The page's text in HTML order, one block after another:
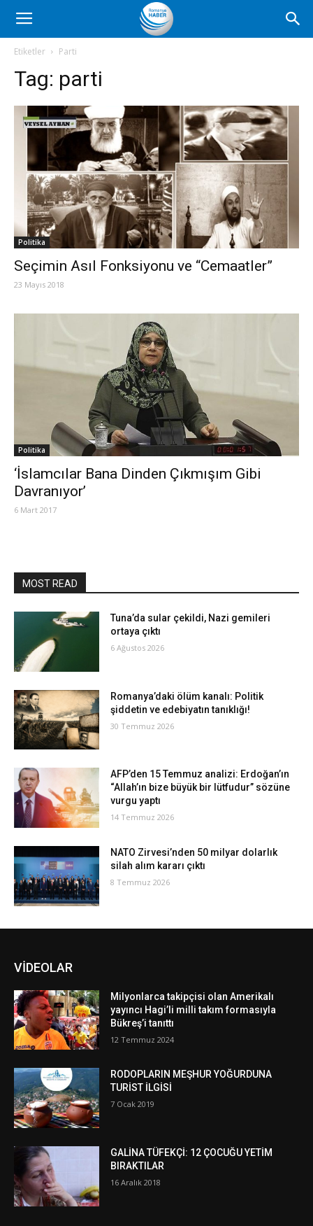
Romanya
Haber
Etiketler Parti
Tag: parti
Politika
Seçimin Asıl Fonksiyonu ve “Cemaatler”
23 Mayıs 2018
Politika
‘İslamcılar Bana Dinden Çıkmışım Gibi
Davranıyor’
6 Mart 2017
MOST READ
Tuna’da sular çekildi, Nazi gemileri
ortaya çıktı
6 Ağustos 2026
Romanya’daki ölüm kanalı: Politik
şiddetin ve edebiyatın tanıklığı!
30 Temmuz 2026
AFP’den 15 Temmuz analizi: Erdoğan’ın
“Allah’ın bize büyük bir lütfudur” sözüne
vurgu yaptı
14 Temmuz 2026
NATO Zirvesi’nden 50 milyar dolarlık
silah alım kararı çıktı
8 Temmuz 2026
VİDEOLAR
Milyonlarca takipçisi olan Amerikalı
yayıncı Hagi’li milli takım formasıyla
Bükreş’i tanıttı
12 Temmuz 2024
RODOPLARIN MEŞHUR YOĞURDUNA
TURİST İLGİSİ
7 Ocak 2019
GALİNA TÜFEKÇİ: 12 ÇOCUĞU YETİM
BIRAKTILAR
16 Aralık 2018